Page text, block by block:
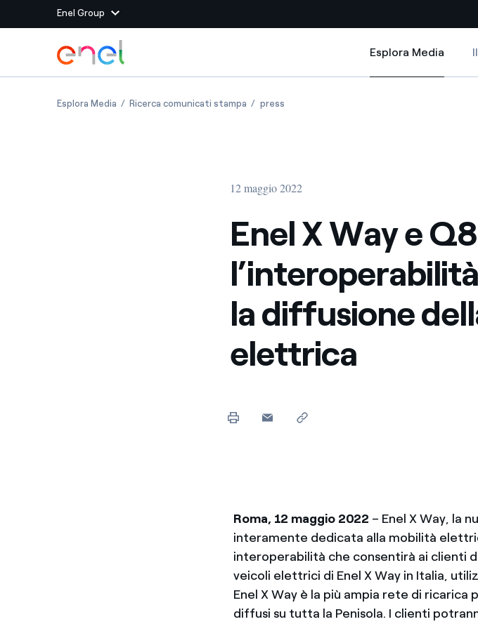
Enel Group
Siti del Gruppo
Enel Green Power Produciamo energia pulita da fonti rinnovabili
Massimizziamo la creazione di valore grazie al
rapporto con i nostri fornitori
La piattaforma di conoscenza per un mondo di
energia pulita
Raccontiamo la storia dell'elettricità in Italia
Vai al contenuto principale
Esplora Media
Esplora Media
Esplora MediaEnel X Way e Q8 attivano l’interoperabilità per accelerare la diffusione della
Ricerca comunicati stampa Enel X Way e Q8 attivano l’interoperabilità per
pressEnel X Way e Q8 attivano l’interoperabilità
12 maggio 2022
Enel X Way e
la diffusione
elettrica
Roma, 12 maggio 2022 – Enel X Way, la
interamente dedicata alla mobilità
interoperabilità che consentirà ai clienti
veicoli elettrici di Enel X Way in Italia,
Enel X Way è la più ampia rete di ricarica
diffusi su tutta la Penisola. I clienti